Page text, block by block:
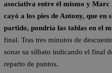
asociativa entre él mismo y Marc
cayó a los pies de Antony, que en
partido, pondría las tablas en el
final. Tras tres minutos de
sonar su silbato indicando el final
reparto de puntos.